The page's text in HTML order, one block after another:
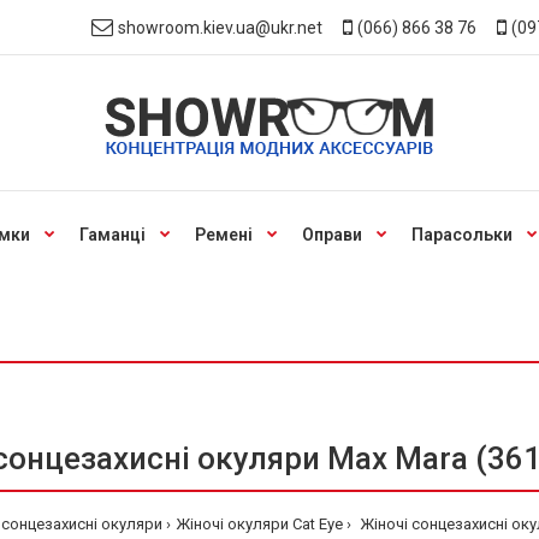
showroom.kiev.ua@ukr.net (066) 866 38 76
Гаманці Ремені Оправи Парасольки
окуляри Max Mara
окуляри Жіночі окуляри Cat Eye Жіночі сонцезахисні